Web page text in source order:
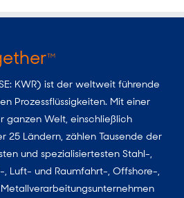
TM
KWR) ist der weltweit führende
Prozessflüssigkeiten. Mit einer
ganzen Welt, einschließlich
25 Ländern, zählen Tausende der
und spezialisiertesten Stahl-,
Luft- und Raumfahrt-, Offshore-,